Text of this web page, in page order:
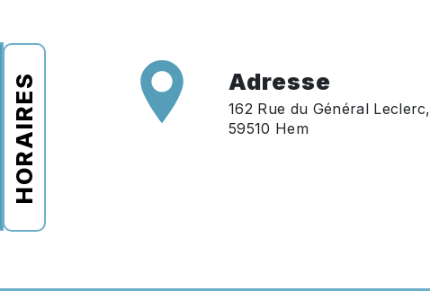
HORAIRES Adresse
162 Rue du Général Leclerc,
59510 Hem